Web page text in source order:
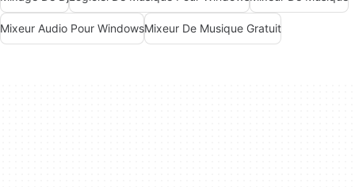
Mixeur Audio Pour WindowsMixeur De Musique Gratuit